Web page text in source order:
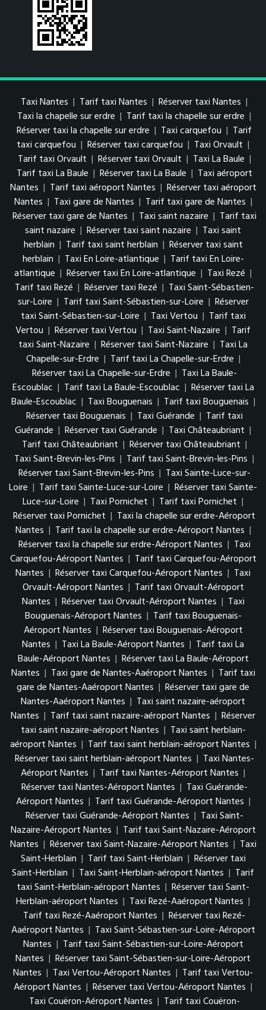
Taxi Nantes | Tarif taxi Nantes | Réserver taxi Nantes |
Taxi la chapelle sur erdre | Tarif taxi la chapelle sur erdre |
Réserver taxi la chapelle sur erdre | Taxi carquefou | Tarif
taxi carquefou | Réserver taxi carquefou | Taxi Orvault |
Tarif taxi Orvault | Réserver taxi Orvault | Taxi La Baule |
Tarif taxi La Baule | Réserver taxi La Baule | Taxi aéroport
Nantes | Tarif taxi aéroport Nantes | Réserver taxi aéroport
Nantes | Taxi gare de Nantes | Tarif taxi gare de Nantes |
Réserver taxi gare de Nantes | Taxi saint nazaire | Tarif taxi
saint nazaire | Réserver taxi saint nazaire | Taxi saint
herblain | Tarif taxi saint herblain | Réserver taxi saint
herblain | Taxi En Loire-atlantique | Tarif taxi En Loire-
atlantique | Réserver taxi En Loire-atlantique | Taxi Rezé |
Tarif taxi Rezé | Réserver taxi Rezé | Taxi Saint-Sébastien-
sur-Loire | Tarif taxi Saint-Sébastien-sur-Loire | Réserver
taxi Saint-Sébastien-sur-Loire | Taxi Vertou | Tarif taxi
Vertou | Réserver taxi Vertou | Taxi Saint-Nazaire | Tarif
taxi Saint-Nazaire | Réserver taxi Saint-Nazaire | Taxi La
Chapelle-sur-Erdre | Tarif taxi La Chapelle-sur-Erdre |
Réserver taxi La Chapelle-sur-Erdre | Taxi La Baule-
Escoublac | Tarif taxi La Baule-Escoublac | Réserver taxi La
Baule-Escoublac | Taxi Bouguenais | Tarif taxi Bouguenais |
Réserver taxi Bouguenais | Taxi Guérande | Tarif taxi
Guérande | Réserver taxi Guérande | Taxi Châteaubriant |
Tarif taxi Châteaubriant | Réserver taxi Châteaubriant |
Taxi Saint-Brevin-les-Pins | Tarif taxi Saint-Brevin-les-Pins |
Réserver taxi Saint-Brevin-les-Pins | Taxi Sainte-Luce-sur-
Loire | Tarif taxi Sainte-Luce-sur-Loire | Réserver taxi Sainte-
Luce-sur-Loire | Taxi Pornichet | Tarif taxi Pornichet |
Réserver taxi Pornichet | Taxi la chapelle sur erdre-Aéroport
Nantes | Tarif taxi la chapelle sur erdre-Aéroport Nantes |
Réserver taxi la chapelle sur erdre-Aéroport Nantes | Taxi
Carquefou-Aéroport Nantes | Tarif taxi Carquefou-Aéroport
Nantes | Réserver taxi Carquefou-Aéroport Nantes | Taxi
Orvault-Aéroport Nantes | Tarif taxi Orvault-Aéroport
Nantes | Réserver taxi Orvault-Aéroport Nantes | Taxi
Bouguenais-Aéroport Nantes | Tarif taxi Bouguenais-
Aéroport Nantes | Réserver taxi Bouguenais-Aéroport
Nantes | Taxi La Baule-Aéroport Nantes | Tarif taxi La
Baule-Aéroport Nantes | Réserver taxi La Baule-Aéroport
Nantes | Taxi gare de Nantes-Aaéroport Nantes | Tarif taxi
gare de Nantes-Aaéroport Nantes | Réserver taxi gare de
Nantes-Aaéroport Nantes | Taxi saint nazaire-aéroport
Nantes | Tarif taxi saint nazaire-aéroport Nantes | Réserver
taxi saint nazaire-aéroport Nantes | Taxi saint herblain-
aéroport Nantes | Tarif taxi saint herblain-aéroport Nantes |
Réserver taxi saint herblain-aéroport Nantes | Taxi Nantes-
Aéroport Nantes | Tarif taxi Nantes-Aéroport Nantes |
Réserver taxi Nantes-Aéroport Nantes | Taxi Guérande-
Aéroport Nantes | Tarif taxi Guérande-Aéroport Nantes |
Réserver taxi Guérande-Aéroport Nantes | Taxi Saint-
Nazaire-Aéroport Nantes | Tarif taxi Saint-Nazaire-Aéroport
Nantes | Réserver taxi Saint-Nazaire-Aéroport Nantes | Taxi
Saint-Herblain | Tarif taxi Saint-Herblain | Réserver taxi
Saint-Herblain | Taxi Saint-Herblain-aéroport Nantes | Tarif
taxi Saint-Herblain-aéroport Nantes | Réserver taxi Saint-
Herblain-aéroport Nantes | Taxi Rezé-Aaéroport Nantes |
Tarif taxi Rezé-Aaéroport Nantes | Réserver taxi Rezé-
Aaéroport Nantes | Taxi Saint-Sébastien-sur-Loire-Aéroport
Nantes | Tarif taxi Saint-Sébastien-sur-Loire-Aéroport
Nantes | Réserver taxi Saint-Sébastien-sur-Loire-Aéroport
Nantes | Taxi Vertou-Aéroport Nantes | Tarif taxi Vertou-
Aéroport Nantes | Réserver taxi Vertou-Aéroport Nantes |
Taxi Couëron-Aéroport Nantes | Tarif taxi Couëron-